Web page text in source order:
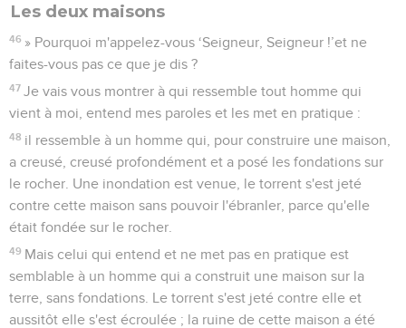
Les deux maisons
46 » Pourquoi m'appelez-vous ‘Seigneur, Seigneur !’et ne
faites-vous pas ce que je dis ?
47 Je vais vous montrer à qui ressemble tout homme qui
vient à moi, entend mes paroles et les met en pratique :
48 il ressemble à un homme qui, pour construire une maison,
a creusé, creusé profondément et a posé les fondations sur
le rocher. Une inondation est venue, le torrent s'est jeté
contre cette maison sans pouvoir l'ébranler, parce qu'elle
était fondée sur le rocher.
49 Mais celui qui entend et ne met pas en pratique est
semblable à un homme qui a construit une maison sur la
terre, sans fondations. Le torrent s'est jeté contre elle et
aussitôt elle s'est écroulée ; la ruine de cette maison a été